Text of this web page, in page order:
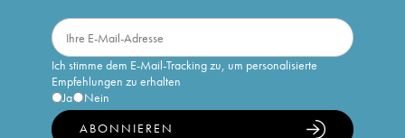
Ich stimme dem E-Mail-Tracking zu, um personalisierte
Empfehlungen zu erhalten
Ja
Nein
ABONNIEREN